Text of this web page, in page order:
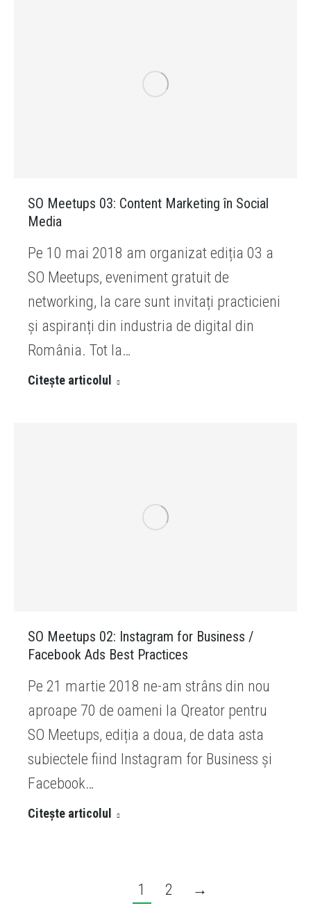
SO Meetups 03: Content Marketing în Social
Media
Pe 10 mai 2018 am organizat ediția 03 a
SO Meetups, eveniment gratuit de
networking, la care sunt invitați practicieni
și aspiranți din industria de digital din
România. Tot la…
Citește articolul
SO Meetups 02: Instagram for Business /
Facebook Ads Best Practices
Pe 21 martie 2018 ne-am strâns din nou
aproape 70 de oameni la Qreator pentru
SO Meetups, ediția a doua, de data asta
subiectele fiind Instagram for Business și
Facebook…
Citește articolul
1 2 →